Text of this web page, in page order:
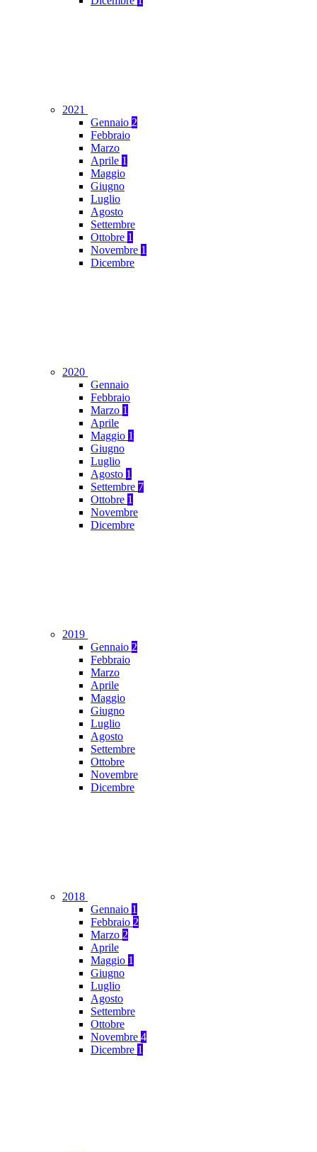
2021
Gennaio 2
Febbraio
Marzo
Aprile 1
Maggio
Giugno
Luglio
Agosto
Settembre
Ottobre 1
Novembre 1
Dicembre
2020
Gennaio
Febbraio
Marzo 1
Aprile
Maggio 1
Giugno
Luglio
Agosto 1
Settembre 7
Ottobre 1
Novembre
Dicembre
2019
Gennaio 2
Febbraio
Marzo
Aprile
Maggio
Giugno
Luglio
Agosto
Settembre
Ottobre
Novembre
Dicembre
2018
Gennaio 1
Febbraio 2
Marzo 2
Aprile
Maggio 1
Giugno
Luglio
Agosto
Settembre
Ottobre
Novembre 4
Dicembre 1